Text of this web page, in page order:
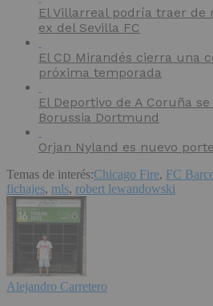
El Villarreal podría traer de
ex del Sevilla FC
El CD Mirandés cierra una
próxima temporada
El Deportivo de A Coruña
Borussia Dortmund
Orjan Nyland es nuevo
Temas de interés:Chicago Fire, FC
fichajes, mls, robert lewandowski
Alejandro Carretero